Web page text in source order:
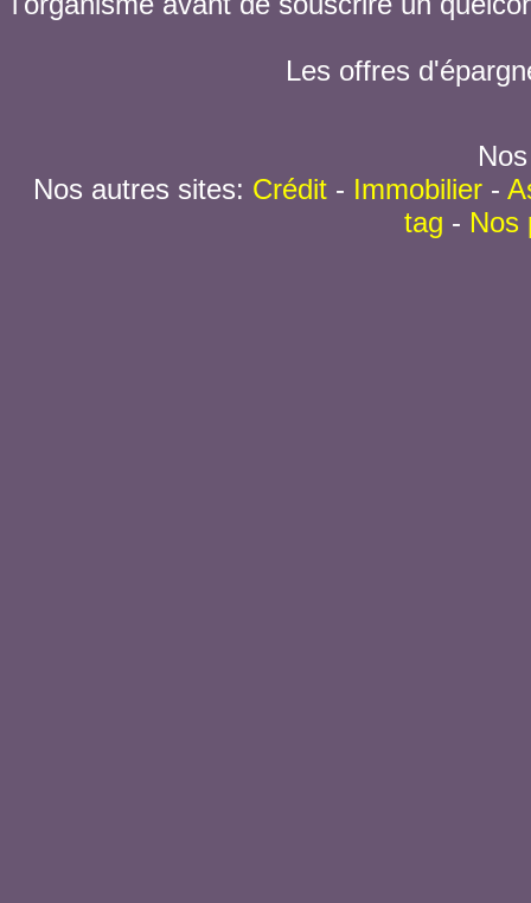
Les offres
Nos autres sites: Crédit- Immobilier-
tag - Nos